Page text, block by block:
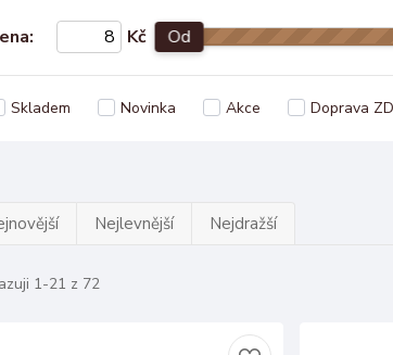
Kč Od
Skladem Novinka Akce Doprava
Nejlevnější Nejdražší
1-21 z 72